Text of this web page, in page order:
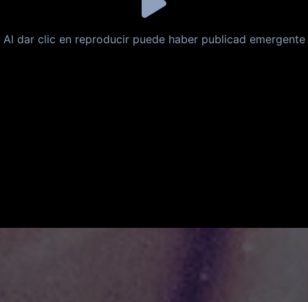
Al dar clic en reproducir puede haber publicad emergente